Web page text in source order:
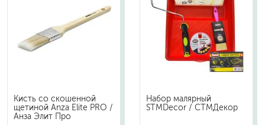
Кисть со скошенной
щетиной Anza Elite PRO /
Анза Элит Про
Набор малярный
STMDecor / СТМДекор